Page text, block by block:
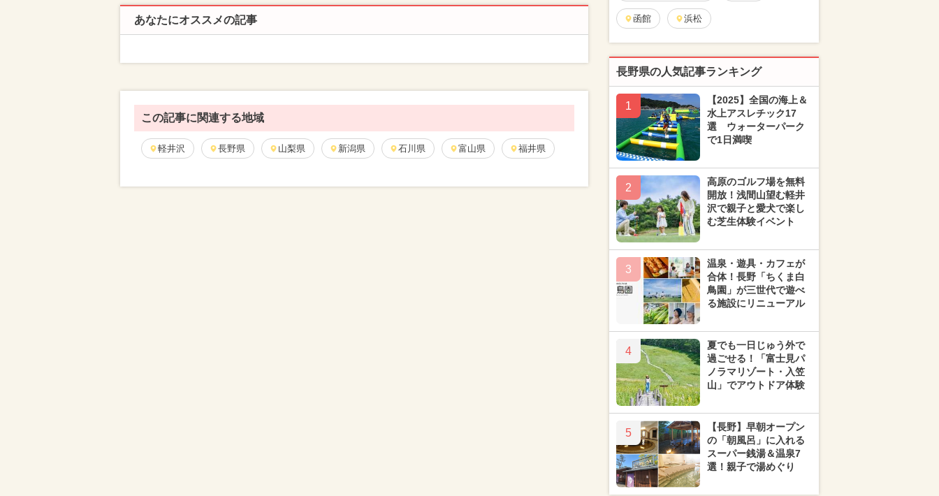
あなたにオススメの記事
この記事に関連する地域
軽井沢 長野県 山梨県 新潟県 石川県 富山県 福井県
函館 浜松
長野県の人気記事ランキング
1
【2025】全国の海上＆
水上アスレチック17
選 ウォーターパーク
で1日満喫
2
高原のゴルフ場を無料
開放！浅間山望む軽井
沢で親子と愛犬で楽し
む芝生体験イベント
3
温泉・遊具・カフェが
合体！長野「ちくま白
鳥園」が三世代で遊べ
る施設にリニューアル
4
夏でも一日じゅう外で
過ごせる！「富士見パ
ノラマリゾート・入笠
山」でアウトドア体験
5
【長野】早朝オープン
の「朝風呂」に入れる
スーパー銭湯＆温泉7
選！親子で湯めぐり